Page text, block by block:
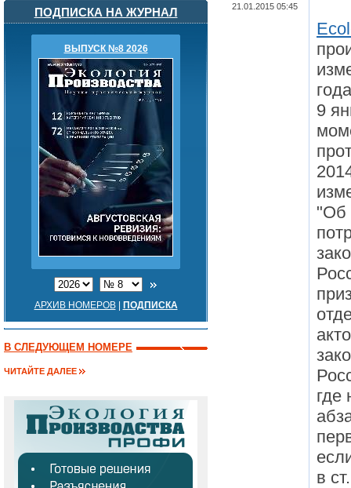
ПОДПИСКА НА ЖУРНАЛ
ВЫПУСК №8 2026
АРХИВ НОМЕРОВ| ПОДПИСКА
В СЛЕДУЮЩЕМ НОМЕРЕ
ЧИТАЙТЕ ДАЛЕЕ
21.01.2015 05:45
9
"Об
где
в